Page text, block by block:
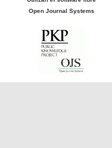
Open Journal Systems